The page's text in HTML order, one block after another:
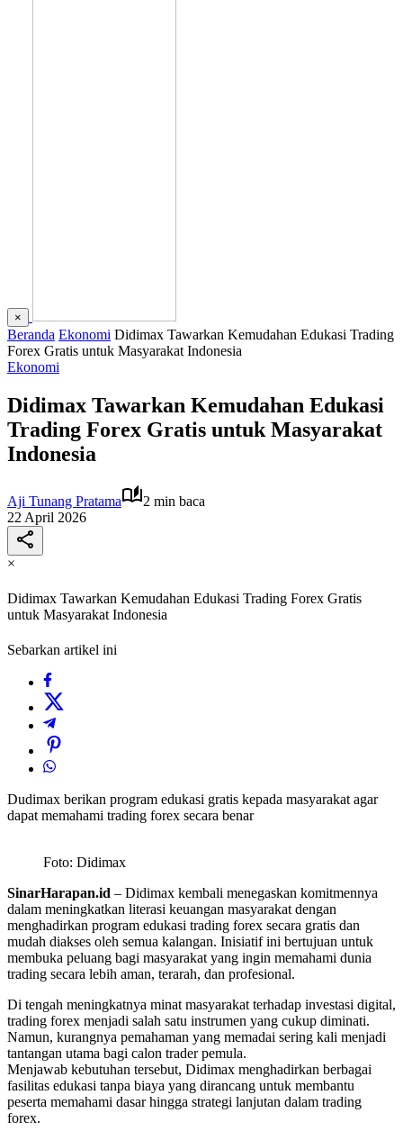
×
Beranda Ekonomi Didimax Tawarkan Kemudahan Edukasi Trading
Forex Gratis untuk Masyarakat Indonesia
Ekonomi
Didimax Tawarkan Kemudahan Edukasi
Trading Forex Gratis untuk Masyarakat
Indonesia
Aji Tunang Pratama
2 min baca
22 April 2026
×
Didimax Tawarkan Kemudahan Edukasi Trading Forex Gratis
untuk Masyarakat Indonesia
Sebarkan artikel ini
Dudimax berikan program edukasi gratis kepada masyarakat agar
dapat memahami trading forex secara benar
Foto: Didimax
SinarHarapan.id – Didimax kembali menegaskan komitmennya
dalam meningkatkan literasi keuangan masyarakat dengan
menghadirkan program edukasi trading forex secara gratis dan
mudah diakses oleh semua kalangan. Inisiatif ini bertujuan untuk
membuka peluang bagi masyarakat yang ingin memahami dunia
trading secara lebih aman, terarah, dan profesional.
Di tengah meningkatnya minat masyarakat terhadap investasi digital,
trading forex menjadi salah satu instrumen yang cukup diminati.
Namun, kurangnya pemahaman yang memadai sering kali menjadi
tantangan utama bagi calon trader pemula.
Menjawab kebutuhan tersebut, Didimax menghadirkan berbagai
fasilitas edukasi tanpa biaya yang dirancang untuk membantu
peserta memahami dasar hingga strategi lanjutan dalam trading
forex.